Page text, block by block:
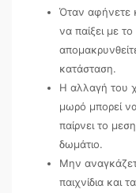
Όταν αφήνετε
να παίξει με
κατάσταση.
Η αλλαγή του
μωρό μπορεί
παίρνει το
δωμάτιο.
Μην
παιχνίδια και